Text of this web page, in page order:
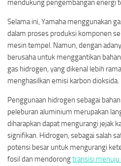
mendukung pengembangan energi
Selama ini, Yamaha menggunakan
dalam proses produksi komponen
mesin tempel. Namun, dengan
berusaha untuk menggantikan
gas hidrogen, yang dikenal lebih
menghasilkan emisi karbon dioksida.
Penggunaan hidrogen sebagai
peleburan aluminium merupakan
diharapkan dapat mengurangi jejak
signifikan. Hidrogen, sebagai salah
potensi besar untuk mengurangi
fosil dan mendorongtransisi